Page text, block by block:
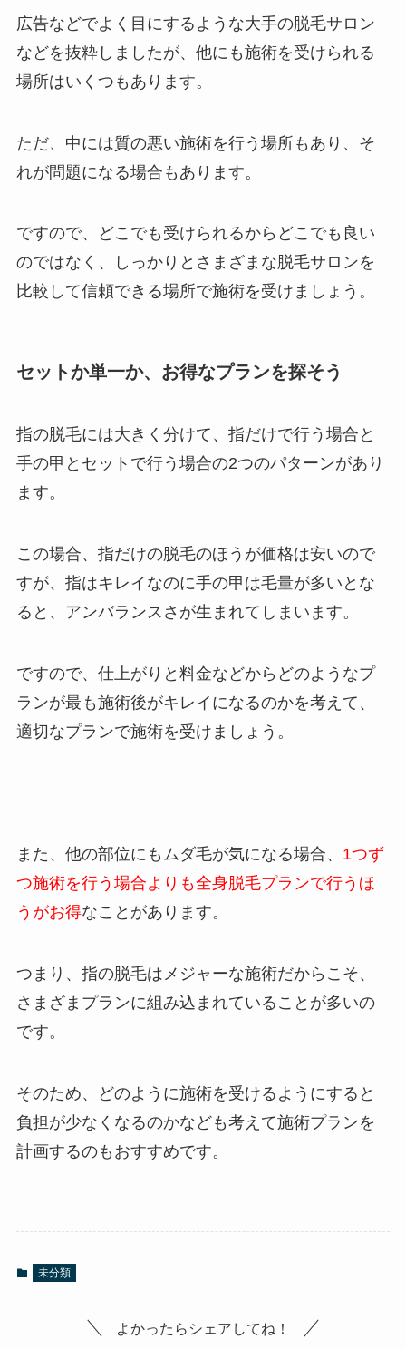
広告などでよく目にするような大手の脱毛サロン
などを抜粋しましたが、他にも施術を受けられる
場所はいくつもあります。
ただ、中には質の悪い施術を行う場所もあり、そ
れが問題になる場合もあります。
ですので、どこでも受けられるからどこでも良い
のではなく、しっかりとさまざまな脱毛サロンを
比較して信頼できる場所で施術を受けましょう。
セットか単一か、お得なプランを探そう
指の脱毛には大きく分けて、指だけで行う場合と
手の甲とセットで行う場合の2つのパターンがあり
ます。
この場合、指だけの脱毛のほうが価格は安いので
すが、指はキレイなのに手の甲は毛量が多いとな
ると、アンバランスさが生まれてしまいます。
ですので、仕上がりと料金などからどのようなプ
ランが最も施術後がキレイになるのかを考えて、
適切なプランで施術を受けましょう。
また、他の部位にもムダ毛が気になる場合、 1つず
つ施術を行う場合よりも全身脱毛プランで行うほ
うがお得なことがあります。
つまり、指の脱毛はメジャーな施術だからこそ、
さまざまプランに組み込まれていることが多いの
です。
そのため、どのように施術を受けるようにすると
負担が少なくなるのかなども考えて施術プランを
計画するのもおすすめです。
未分類
よかったらシェアしてね！